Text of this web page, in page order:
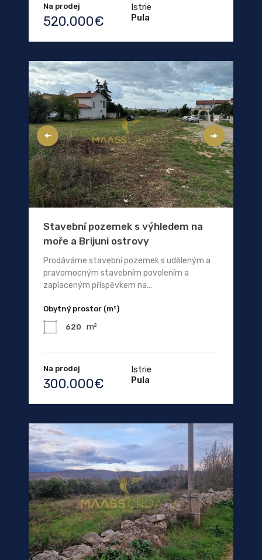
Na prodej
520.000€
Istrie
Pula
Stavební pozemek s výhledem na
moře a Brijuni ostrovy
Prodáváme stavební pozemek s uděleným a
pravomocným stavebním povolením a
zaplaceným příspěvkem na...
Obytný prostor (m²)
620 m²
Na prodej
300.000€
Istrie
Pula